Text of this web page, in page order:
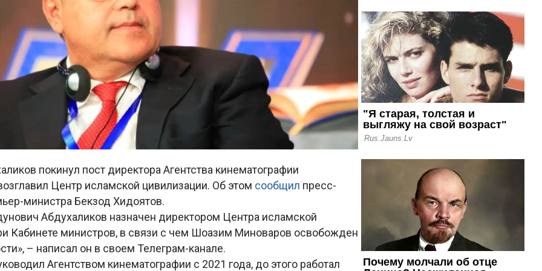
покинул пост директора Агентства кинематографии
Центр исламской цивилизации. Об этом сообщил пресс-
министра Бекзод Хидоятов.
Абдухаликов назначен директором Центра исламской
Кабинете министров, в связи с чем Шоазим Миноваров освобожден
– написал он в своем Телеграм-канале.
Агентством кинематографии с 2021 года, до этого работал